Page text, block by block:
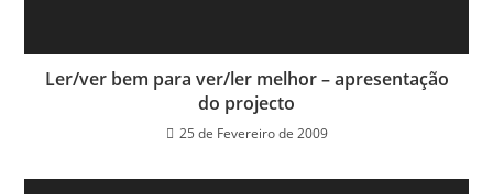
Ler/ver bem para ver/ler melhor – apresentação
do projecto
25 de Fevereiro de 2009